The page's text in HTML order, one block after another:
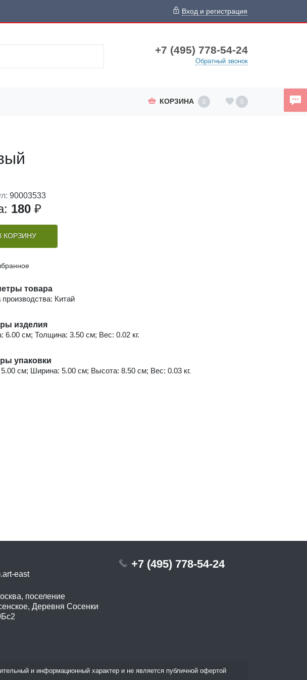
Вход и регистрация
+7 (495) 778-54-24
Обратный звонок
КОРЗИНА 0 0
90003533
180 ₽
КОРЗИНУ
товара
Китай
изделия
6.00 см; Толщина: 3.50 см; Вес: 0.02 кг.
упаковки
см; Ширина: 5.00 см; Высота: 8.50 см; Вес: 0.03 кг.
east
поселение
Деревня Сосенки
+7 (495) 778-54-24
и информационный характер и не является публичной офертой